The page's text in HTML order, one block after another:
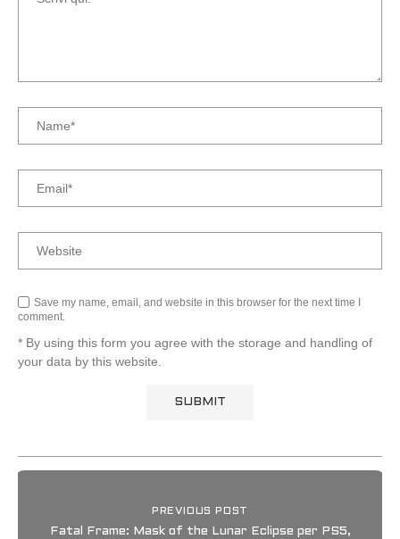
Save my name, email, and website in this browser for the next time I
comment.
* By using this form you agree with the storage and handling of
your data by this website.
PREVIOUS POST
Fatal Frame: Mask of the Lunar Eclipse per PS5,